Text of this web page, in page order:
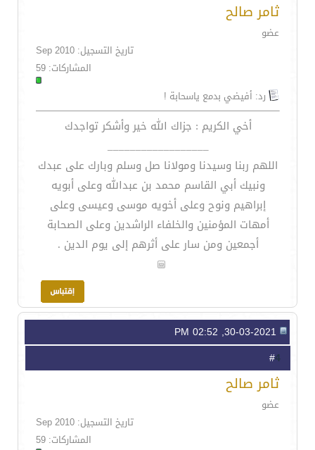
ثامر صالح
عضو
تاريخ التسجيل: Sep 2010
المشاركات: 59
رد: أفيضي بدمع ياسحابة !
أخي الكريم : جزاك الله خير وأشكر تواجدك
__________________
اللهم ربنا وسيدنا ومولانا صل وسلم وبارك على عبدك
ونبيك أبي القاسم محمد بن عبدالله وعلى أبويه
إبراهيم ونوح وعلى أخويه موسى وعيسى وعلى
أمهات المؤمنين والخلفاء الراشدين وعلى الصحابة
أجمعين ومن سار على أثرهم إلى يوم الدين .
4
ثامر صالح
عضو
تاريخ التسجيل: Sep 2010
المشاركات: 59